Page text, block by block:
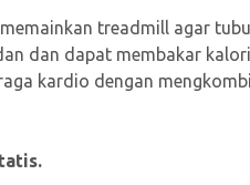
treadmill agar
dan dapat membakar
kardio dengan